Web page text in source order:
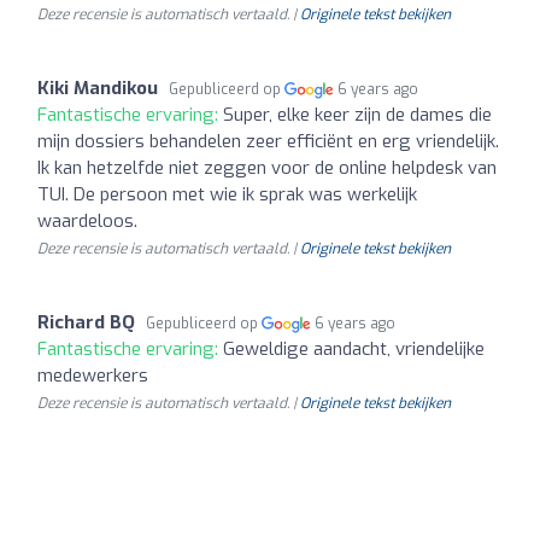
Deze recensie is automatisch vertaald. |Originele tekst bekijken
Kiki Mandikou Gepubliceerd op 6 years ago
Fantastische ervaring: Super, elke keer zijn de dames die
mijn dossiers behandelen zeer efficiënt en erg vriendelijk.
Ik kan hetzelfde niet zeggen voor de online helpdesk van
TUI. De persoon met wie ik sprak was werkelijk
waardeloos.
Deze recensie is automatisch vertaald. |Originele tekst bekijken
Richard BQ Gepubliceerd op 6 years ago
Fantastische ervaring: Geweldige aandacht, vriendelijke
medewerkers
Deze recensie is automatisch vertaald. |Originele tekst bekijken